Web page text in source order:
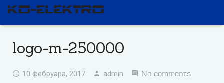
logo-m-250000
10 фебруара, 2017 admin No comments